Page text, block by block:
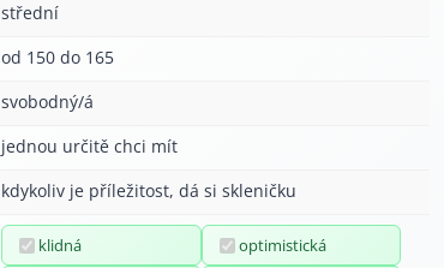
střední
od 150 do 165
svobodný/á
jednou určitě chci mít
kdykoliv je příležitost, dá si skleničku
klidná
optimistická